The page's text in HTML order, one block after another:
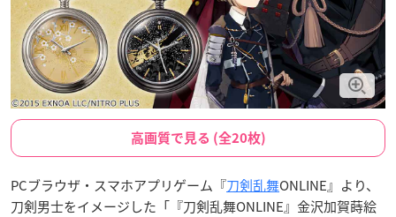
高画質で見る (全20枚)
PCブラウザ・スマホアプリゲーム『刀剣乱舞ONLINE』より、
刀剣男士をイメージした「『刀剣乱舞ONLINE』金沢加賀蒔絵